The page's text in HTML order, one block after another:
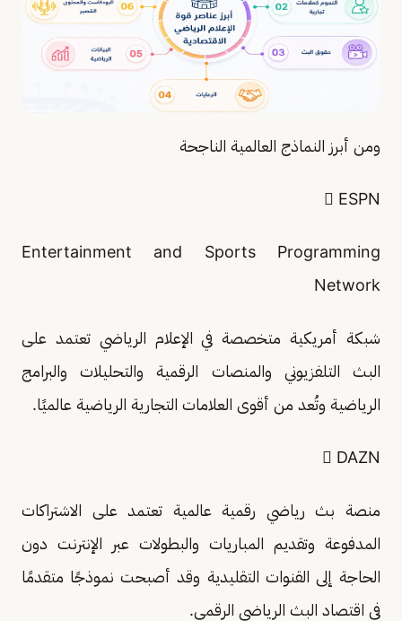
ومن أبرز النماذج العالمية الناجحة
 ESPN
Entertainment and Sports Programming
Network
شبكة أمريكية متخصصة في الإعلام الرياضي تعتمد على
البث التلفزيوني والمنصات الرقمية والتحليلات والبرامج
الرياضية وتُعد من أقوى العلامات التجارية الرياضية عالميًا.
 DAZN
منصة بث رياضي رقمية عالمية تعتمد على الاشتراكات
المدفوعة وتقديم المباريات والبطولات عبر الإنترنت دون
الحاجة إلى القنوات التقليدية وقد أصبحت نموذجًا متقدمًا
في اقتصاد البث الرياضي الرقمي.